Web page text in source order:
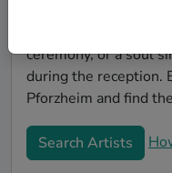
songs and genres.
to do something
ceremony, or a soul
during the reception.
Pforzheim and find
Search Artists